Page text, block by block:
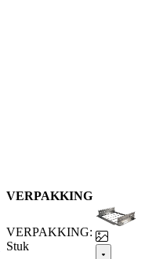
VERPAKKING
VERPAKKING:
Stuk